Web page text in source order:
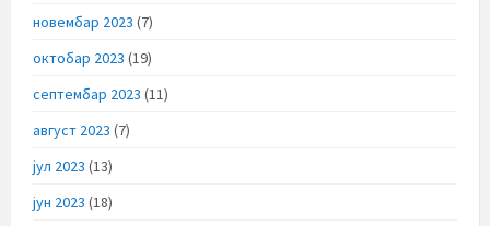
новембар 2023 (7)
октобар 2023 (19)
септембар 2023 (11)
август 2023 (7)
јул 2023 (13)
јун 2023 (18)